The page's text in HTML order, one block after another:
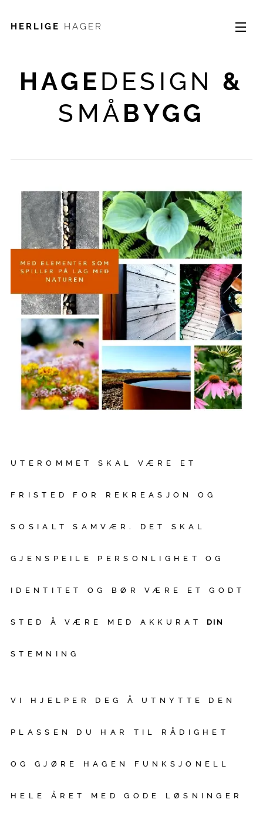
HERLIGE HAGER
HAGE DESIGN &
SMÅBYGG
UTEROMMET SKAL VÆRE ET
FRISTED FOR REKREASJON OG
SOSIALT SAMVÆR. DET SKAL
GJENSPEILE PERSONLIGHET OG
IDENTITET OG BØR VÆRE ET GODT
STED Å VÆRE MED AKKURAT DIN
STEMNING
VI HJELPER DEG Å UTNYTTE DEN
PLASSEN DU HAR TIL RÅDIGHET
OG GJØRE HAGEN FUNKSJONELL
HELE ÅRET MED GODE LØSNINGER